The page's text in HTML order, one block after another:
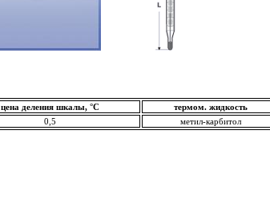
цена деления шкалы, °С термом. жидкость
0,5 метил-карбитол